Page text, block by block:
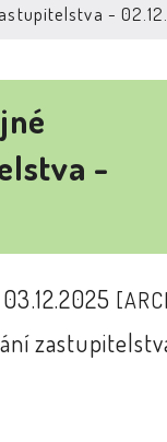
-
-
03.12.2025